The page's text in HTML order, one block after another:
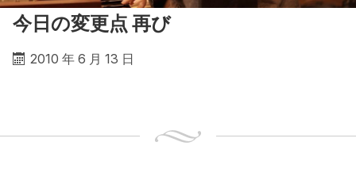
今日の変更点 再び
2010 年 6 月 13 日